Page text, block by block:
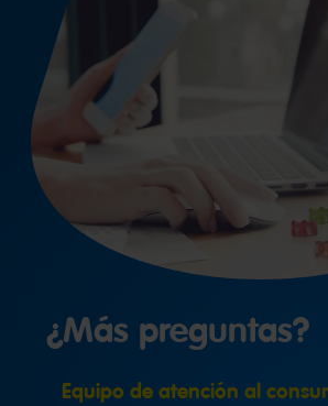
¿Más preguntas?
Equipo de atención al